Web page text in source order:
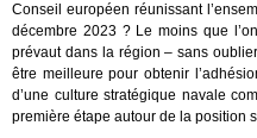
Conseil européen réunissant
décembre 2023 ? Le moins que
prévaut dans la région – sans
être meilleure pour obtenir
d’une culture stratégique navale
première étape autour de la position